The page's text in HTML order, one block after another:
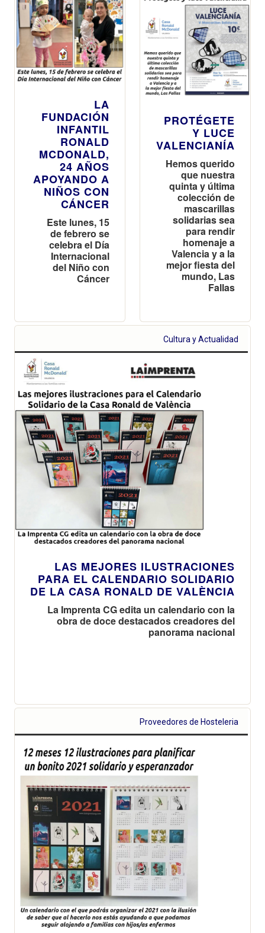
LA
FUNDACIÓN
INFANTIL
RONALD
MCDONALD,
24 AÑOS
APOYANDO A
NIÑOS CON
CÁNCER
Este lunes, 15
de febrero se
celebra el Día
Internacional
del Niño con
Cáncer
PROTÉGETE
Y LUCE
VALENCIANÍA
Hemos querido
que nuestra
quinta y última
colección de
mascarillas
solidarias sea
para rendir
homenaje a
Valencia y a la
mejor fiesta del
mundo, Las
Fallas
Cultura y Actualidad
LAS MEJORES ILUSTRACIONES
PARA EL CALENDARIO SOLIDARIO
DE LA CASA RONALD DE VALÈNCIA
La Imprenta CG edita un calendario con la
obra de doce destacados creadores del
panorama nacional
Proveedores de Hosteleria